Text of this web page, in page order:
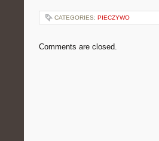
CATEGORIES: PIECZYWO
Comments are closed.